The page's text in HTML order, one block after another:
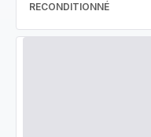
RECONDITIONNÉ